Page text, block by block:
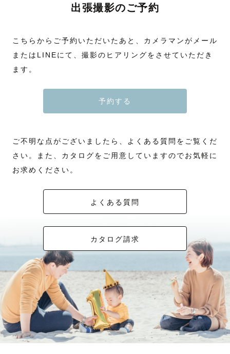
出張撮影のご予約
こちらからご予約いただいたあと、カメラマンがメール
またはLINEにて、撮影のヒアリングをさせていただき
ます。
予約する
ご不明な点がございましたら、よくある質問をご覧くだ
さい。また、カタログをご用意していますのでお気軽に
お求めください。
よくある質問
カタログ請求